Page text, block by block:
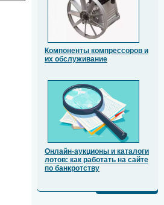
Компоненты компрессоров и
их обслуживание
Онлайн-аукционы и каталоги
лотов: как работать на сайте
по банкротству